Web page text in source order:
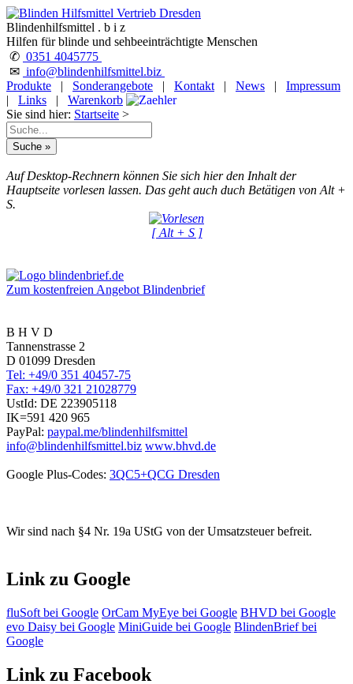
Blindenhilfsmittel . b i z
Hilfen für blinde und sehbeeinträchtigte Menschen
✆ 0351 4045775
✉ info@blindenhilfsmittel.biz
Produkte
| Sonderangebote | Kontakt | News |
Impressum
|
Links |
Warenkorb
Sie sind hier: Startseite >
Auf Desktop-Rechnern können Sie sich hier den Inhalt der
Hauptseite vorlesen lassen. Das geht auch duch Betätigen von Alt +
S.
[ Alt + S ]
Zum kostenfreien Angebot Blindenbrief
B H V D
Tannenstrasse 2
D 01099 Dresden
Tel: +49/0 351 40457-75
Fax: +49/0 321 21028779
UstId: DE 223905118
IK=591 420 965
PayPal: paypal.me/blindenhilfsmittel
info@blindenhilfsmittel.biz www.bhvd.de
Google Plus-Codes: 3QC5+QCG Dresden
Wir sind nach §4 Nr. 19a UStG von der Umsatzsteuer befreit.
Link zu Google
fluSoft bei Google OrCam MyEye bei Google BHVD bei Google
evo Daisy bei Google MiniGuide bei Google BlindenBrief bei
Google
Link zu Facebook